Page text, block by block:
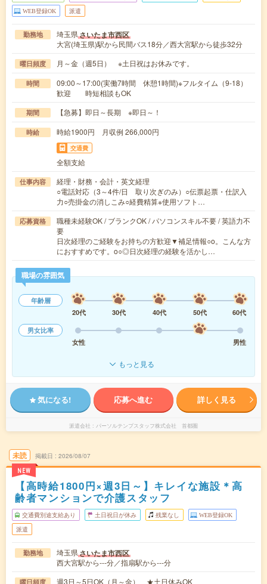
WEB登録OK 派遣
勤務地 埼玉県さいたま市西区
大宮(埼玉県)駅から民間バス18分／西大宮駅から徒歩32分
曜日頻度 月～金（週5日） ※土日祝はお休みです。
時間
09:00～17:00(実働7時間 休憩1時間)※フルタイム（9-18）
歓迎 時短相談もOK
期間 【急募】即日～長期 ※即日～！
時給 時給1900円 月収例 266,000円
交通費
全額支給
仕事内容
経理・財務・会計・英文経理
○電話対応（3～4件/日 取り次ぎのみ）○伝票起票・仕訳入
力○売掛金の消しこみ○経費精算※使用ソフト…
応募資格
職種未経験OK / ブランクOK / パソコンスキル不要 / 英語力不
要
日次経理のご経験をお持ちの方歓迎▼補足情報○o。こんな方
におすすめです。o○◎日次経理の経験を活かし…
職場の雰囲気
年齢層
20代
30代 40代 50代
60代
男女比率
女性
男性
もっと見る
気になる! 応募へ進む 詳しく見る
派遣会社 パーソルテンプスタッフ株式会社 首都圏
未読
NEW
掲載日 2026/08/07
【高時給1800円×週3日～】キレイな施設＊高
齢者マンションで介護スタッフ
交通費別途支給あり 土日祝日が休み 残業なし WEB登録OK
派遣
勤務地 埼玉県さいたま市西区
西大宮駅から---分／指扇駅から---分
曜日頻度 週3日～5日OK（月～金） ★土日休みOK